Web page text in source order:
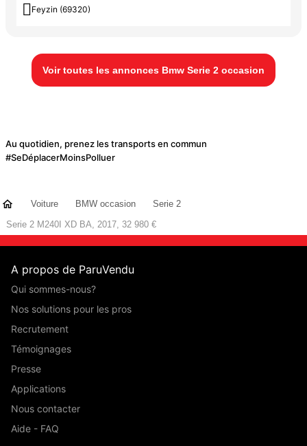
 Feyzin (69320)
Voir toutes les annonces Bmw Serie 2 occasion
Au quotidien, prenez les transports en commun
#SeDéplacerMoinsPolluer
Voiture BMW occasion
Serie 2
Serie 2 M240I XD BA, 2017, 32 980 €
A propos de ParuVendu
Qui sommes-nous?
Nos solutions pour les pros
Recrutement
Témoignages
Presse
Applications
Nous contacter
Aide - FAQ